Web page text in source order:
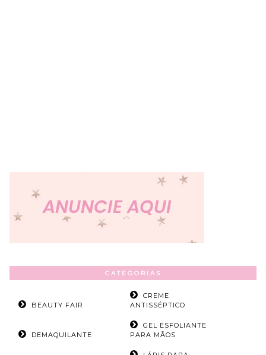
CATEGORIAS
BEAUTY FAIR
CREME
ANTISSÉPTICO
DEMAQUILANTE
GEL ESFOLIANTE
PARA MÃOS